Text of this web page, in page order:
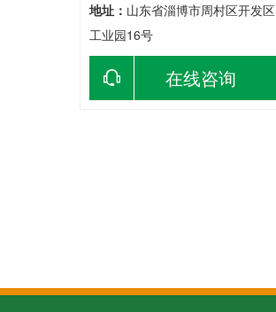
地址： 山东省淄博市周村区开发区
工业园16号
在线咨询